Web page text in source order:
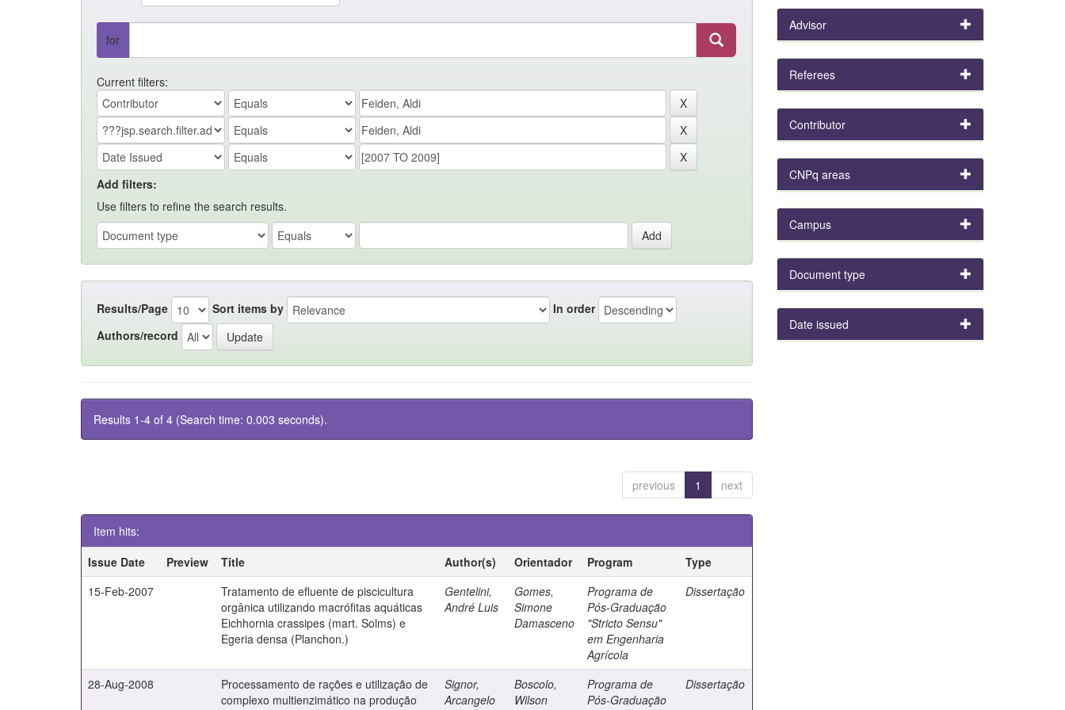
for
Current filters:
Add filters:
Use filters to refine the search results.
Results/Page Sort items by
In order
Authors/record
Results 1-4 of 4 (Search time: 0.003 seconds).
previous 1 next
Item hits:
Issue Date
Preview Title Author(s) Orientador Program
Type
15-Feb-2007
Tratamento de efluente de piscicultura
orgânica utilizando macrófitas aquáticas
Eichhornia crassipes (mart. Solms) e
Egeria densa (Planchon.)
Gentelini,
André Luis
Gomes,
Simone
Damasceno
Programa de
Pós-Graduação
"Stricto Sensu"
em Engenharia
Agrícola
Dissertação
28-Aug-2008
Processamento de rações e utilização de
complexo multienzimático na produção
Signor,
Arcangelo
Boscolo,
Wilson
Programa de
Pós-Graduação
Dissertação
Advisor
Referees
Contributor
CNPq areas
Campus
Document type
Date issued